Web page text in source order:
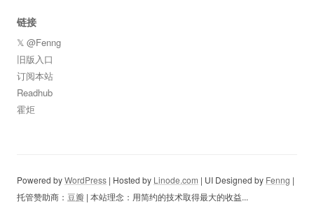
链接
𝕏 @Fenng
旧版入口
订阅本站
Readhub
霍炬
Powered byWordPress | Hosted by Linode.com | UI Designed by Fenng |
托管赞助商： 豆瓣 | 本站理念：用简约的技术取得最大的收益...